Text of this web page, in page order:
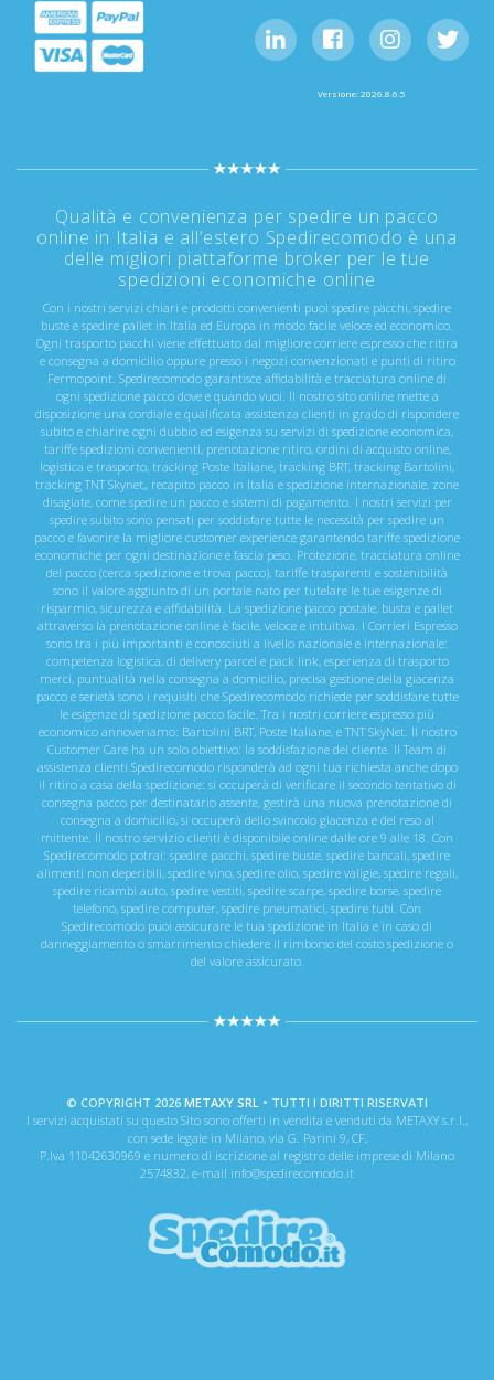
Versione: 2026.8.6.5
Qualità e convenienza per spedire un pacco
online in Italia e all’estero Spedirecomodo è una
delle migliori piattaforme broker per le tue
spedizioni economiche online
Con i nostri servizi chiari e prodotti convenienti puoi spedire pacchi, spedire
buste e spedire pallet in Italia ed Europa in modo facile veloce ed economico.
Ogni trasporto pacchi viene effettuato dal migliore corriere espresso che ritira
e consegna a domicilio oppure presso i negozi convenzionati e punti di ritiro
Fermopoint. Spedirecomodo garantisce affidabilità e tracciatura online di
ogni spedizione pacco dove e quando vuoi. Il nostro sito online mette a
disposizione una cordiale e qualificata assistenza clienti in grado di rispondere
subito e chiarire ogni dubbio ed esigenza su servizi di spedizione economica,
tariffe spedizioni convenienti, prenotazione ritiro, ordini di acquisto online,
logistica e trasporto, tracking Poste Italiane, tracking BRT, tracking Bartolini,
tracking TNT Skynet,, recapito pacco in Italia e spedizione internazionale, zone
disagiate, come spedire un pacco e sistemi di pagamento. I nostri servizi per
spedire subito sono pensati per soddisfare tutte le necessità per spedire un
pacco e favorire la migliore customer experience garantendo tariffe spedizione
economiche per ogni destinazione e fascia peso. Protezione, tracciatura online
del pacco (cerca spedizione e trova pacco), tariffe trasparenti e sostenibilità
sono il valore aggiunto di un portale nato per tutelare le tue esigenze di
risparmio, sicurezza e affidabilità. La spedizione pacco postale, busta e pallet
attraverso la prenotazione online è facile, veloce e intuitiva. I Corrieri Espresso
sono tra i più importanti e conosciuti a livello nazionale e internazionale:
competenza logistica, di delivery parcel e pack link, esperienza di trasporto
merci, puntualità nella consegna a domicilio, precisa gestione della giacenza
pacco e serietà sono i requisiti che Spedirecomodo richiede per soddisfare tutte
le esigenze di spedizione pacco facile. Tra i nostri corriere espresso più
economico annoveriamo: Bartolini BRT, Poste Italiane, e TNT SkyNet. Il nostro
Customer Care ha un solo obiettivo: la soddisfazione del cliente. Il Team di
assistenza clienti Spedirecomodo risponderà ad ogni tua richiesta anche dopo
il ritiro a casa della spedizione: si occuperà di verificare il secondo tentativo di
consegna pacco per destinatario assente, gestirà una nuova prenotazione di
consegna a domicilio, si occuperà dello svincolo giacenza e del reso al
mittente. Il nostro servizio clienti è disponibile online dalle ore 9 alle 18. Con
Spedirecomodo potrai: spedire pacchi, spedire buste, spedire bancali, spedire
alimenti non deperibili, spedire vino, spedire olio, spedire valigie, spedire regali,
spedire ricambi auto, spedire vestiti, spedire scarpe, spedire borse, spedire
telefono, spedire computer, spedire pneumatici, spedire tubi. Con
Spedirecomodo puoi assicurare le tua spedizione in Italia e in caso di
danneggiamento o smarrimento chiedere il rimborso del costo spedizione o
del valore assicurato.
© COPYRIGHT 2026 METAXY SRL • TUTTI I DIRITTI RISERVATI
I servizi acquistati su questo Sito sono offerti in vendita e venduti da METAXY s.r.l.,
con sede legale in Milano, via G. Parini 9, CF,
P.Iva 11042630969 e numero di iscrizione al registro delle imprese di Milano
2574832, e-mail info@spedirecomodo.it